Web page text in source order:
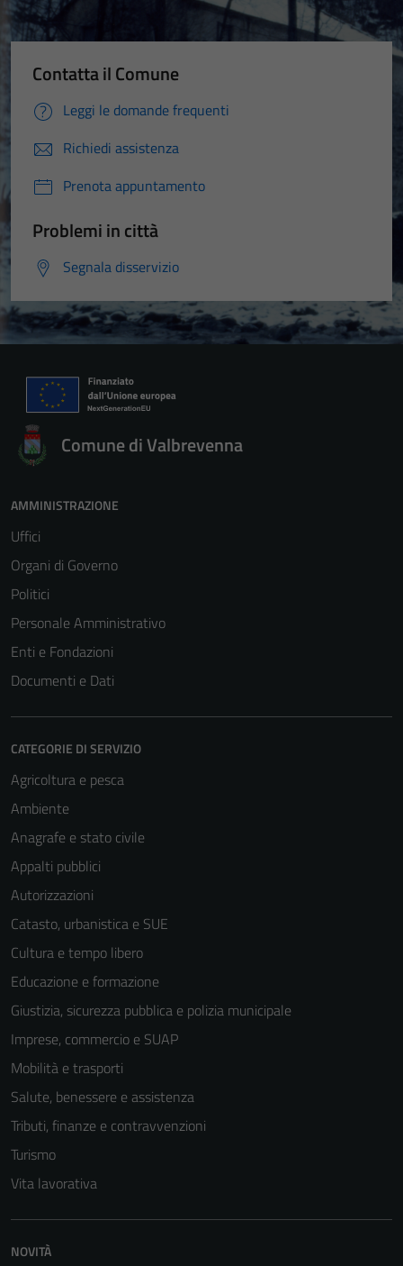
Contatta il Comune
Leggi le domande frequenti
Richiedi assistenza
Prenota appuntamento
Problemi in città
Segnala disservizio
Comune di Valbrevenna
AMMINISTRAZIONE
Uffici
Organi di Governo
Politici
Personale Amministrativo
Enti e Fondazioni
Documenti e Dati
CATEGORIE DI SERVIZIO
Agricoltura e pesca
Ambiente
Anagrafe e stato civile
Appalti pubblici
Autorizzazioni
Catasto, urbanistica e SUE
Cultura e tempo libero
Educazione e formazione
Giustizia, sicurezza pubblica e polizia municipale
Imprese, commercio e SUAP
Mobilità e trasporti
Salute, benessere e assistenza
Tributi, finanze e contravvenzioni
Turismo
Vita lavorativa
NOVITÀ